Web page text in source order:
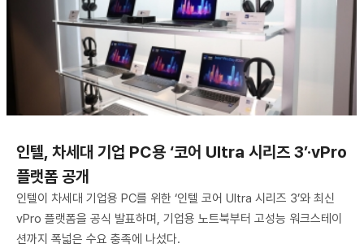
인텔, 차세대 기업 PC용 ‘코어 Ultra 시리즈 3’·vPro
플랫폼 공개
인텔이 차세대 기업용 PC를 위한 ‘인텔 코어 Ultra 시리즈 3’와 최신
vPro 플랫폼을 공식 발표하며, 기업용 노트북부터 고성능 워크스테이
션까지 폭넓은 수요 충족에 나섰다.